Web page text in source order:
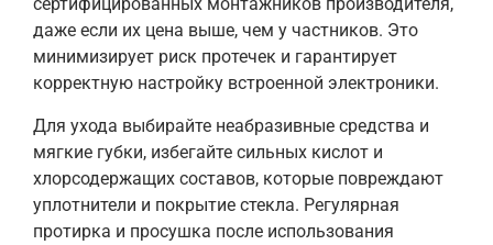
сертифицированных монтажников производителя,
даже если их цена выше, чем у частников. Это
минимизирует риск протечек и гарантирует
корректную настройку встроенной электроники.
Для ухода выбирайте неабразивные средства и
мягкие губки, избегайте сильных кислот и
хлорсодержащих составов, которые повреждают
уплотнители и покрытие стекла. Регулярная
протирка и просушка после использования